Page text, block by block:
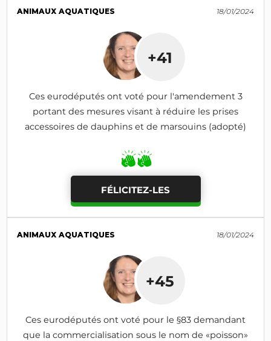
ANIMAUX AQUATIQUES 18/01/2024
+41
Ces eurodéputés ont voté pour l'amendement 3
portant des mesures visant à réduire les prises
accessoires de dauphins et de marsouins (adopté)
FÉLICITEZ-LES
ANIMAUX AQUATIQUES 18/01/2024
+45
Ces eurodéputés ont voté pour le §83 demandant
que la commercialisation sous le nom de «poisson»